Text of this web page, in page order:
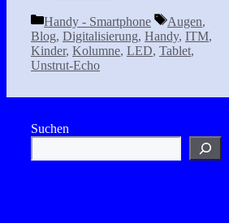
Kategorien
Handy - Smartphone Schlagwörter
Augen,
Blog, Digitalisierung, Handy, ITM,
Kinder, Kolumne, LED, Tablet,
Unstrut-Echo
Suchen